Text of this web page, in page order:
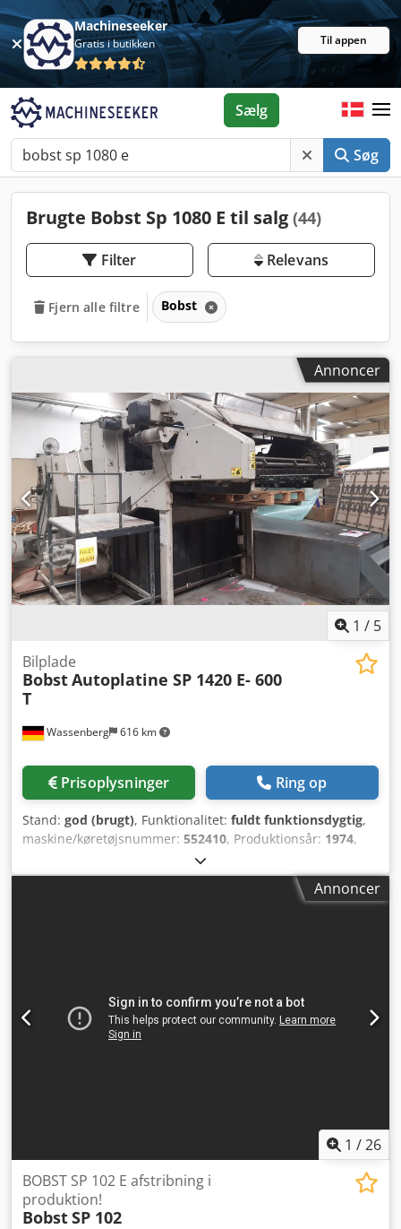
Machineseeker
Gratis i butikken Til appen
Søg
Sælg
Brugte Bobst Sp 1080 E til salg (44)
Filter Relevans
Fjern alle filtre Bobst
Annoncer
1 / 5
Wassenberg 616 km
Bilplade
BobstAutoplatine SP 1420 E- 600
T
Prisoplysninger Ring op
Stand: god (brugt), Funktionalitet: fuldt funktionsdygtig,
maskine/køretøjsnummer: 552410, Produktionsår: 1974,
Producent: Bobst, Schweiz Model: Autoplatine SP 1420 E –
600 T Type: Stancemaskine / Autoplatine Årgang: 1974
Maskin-nr.: 552410 Tekniske data: Codpfow Rb Ezox Adterf
styring med betjeningspult - Dokumenteret schweizisk
kvalitet
Annoncer
1 /26
BOBST SP 102 E afstribning i
produktion!
BobstSP 102